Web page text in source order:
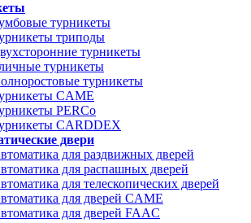
турникеты
триподы
турникеты
турникеты
турникеты
CAME
PERCo
CARDDEX
двери
для раздвижных дверей
для распашных дверей
для телескопических дверей
для дверей CAME
для дверей FAAC